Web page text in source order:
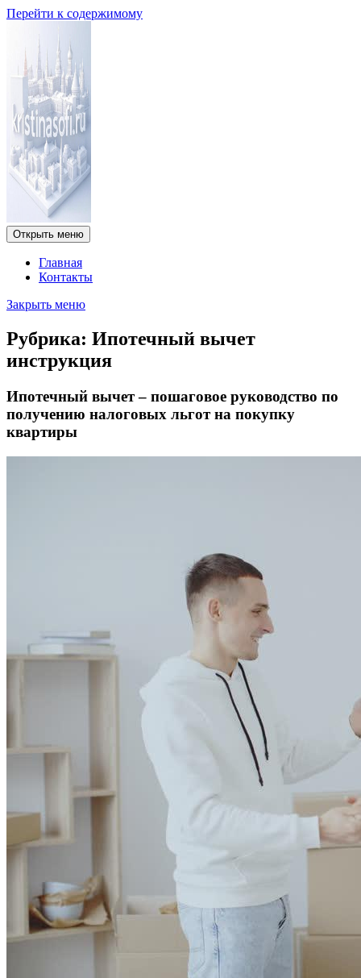
Перейти к содержимому
Открыть меню
Главная
Контакты
Закрыть меню
Рубрика: Ипотечный вычет
инструкция
Ипотечный вычет – пошаговое руководство по
получению налоговых льгот на покупку
квартиры